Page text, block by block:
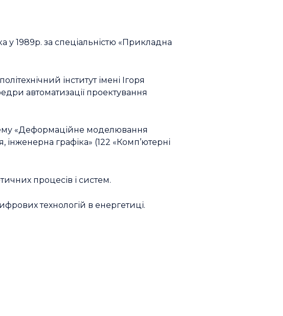
1989р. за спеціальністю «Прикладна
інститут імені Ігоря
автоматизації проектування
«Деформаційне моделювання
інженерна графіка» (122 «Комп’ютерні
процесів і систем.
технологій в енергетиці.